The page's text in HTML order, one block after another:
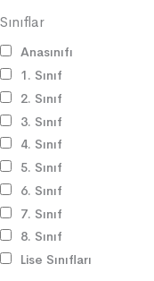
Sınıflar
Anasınıfı
1. Sınıf
2. Sınıf
3. Sınıf
4. Sınıf
5. Sınıf
6. Sınıf
7. Sınıf
8. Sınıf
Lise Sınıfları